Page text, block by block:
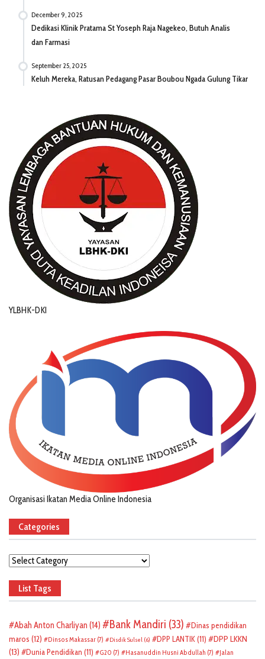
December 9, 2025
Dedikasi Klinik Pratama St Yoseph Raja Nagekeo, Butuh Analis
dan Farmasi
September 25, 2025
Keluh Mereka, Ratusan Pedagang Pasar Boubou Ngada Gulung Tikar
YLBHK-DKI
Organisasi Ikatan Media Online Indonesia
Categories
Categories
List Tags
Abah Anton Charliyan (14) Bank Mandiri (33)
Dinas pendidikan
maros (12) Dinsos Makassar (7) Disdik Sulsel (6) DPP LANTIK(11)
DPP LKKN
(13)
Dunia Pendidikan (11) G20 (7) Hasanuddin Husni Abdullah (7)
Jalan